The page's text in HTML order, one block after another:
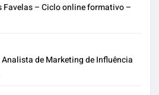
Favelas – Ciclo online formativo –
de Marketing de Influência